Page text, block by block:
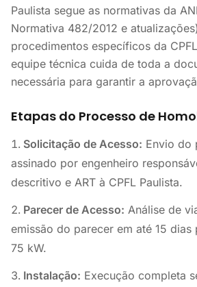
Paulista segue as normativas da
Normativa 482/2012 e
procedimentos específicos da
equipe técnica cuida de toda a
necessária para garantir a
Etapas do Processo de
Solicitação de Acesso: Envio do
assinado por engenheiro
descritivo e ART à CPFL Paulista.
Parecer de Acesso: Análise de
emissão do parecer em até 15 dias
75 kW.
Instalação: Execução completa